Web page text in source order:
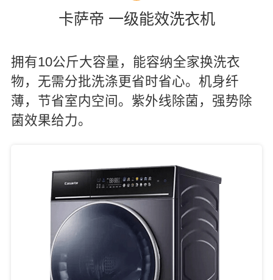
卡萨帝 一级能效洗衣机
拥有10公斤大容量，能容纳全家换洗衣
物，无需分批洗涤更省时省心。机身纤
薄，节省室内空间。紫外线除菌，强势除
菌效果给力。